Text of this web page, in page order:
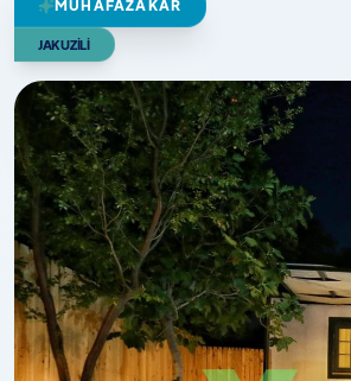
MUHAFAZAKAR
JAKUZILI